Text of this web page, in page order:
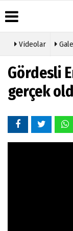
Haber
Arşivi
Gazete
Günün
Haberleri
Videolar
Gördesli
gerçek